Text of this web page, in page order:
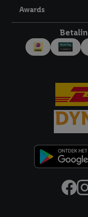
Awards
derden en om je in die
samengevoegd met
door Criteo S.A. aan jou
Als je hiervoor
advertenties worden
eerder interesse hebt
in een winkelmandje
niet te kopen). De
verschillende
diensten worden
en Lidl-diensten, met
met eventuele andere
Criteo S.A. beschikt,
Onder "Aanpassen" kun
vergelijkbare
je instemt. Verder kan je